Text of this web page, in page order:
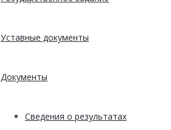
Уставные документы
Документы
Сведения о результатах